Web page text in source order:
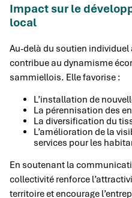
Impact sur le
local
Au-delà du soutien
contribue au dynamisme
sammiellois. Elle favorise :
L’installation de
La pérennisation des
La diversification du
L’amélioration de la
services pour les
En soutenant la
collectivité renforce
territoire et encourage